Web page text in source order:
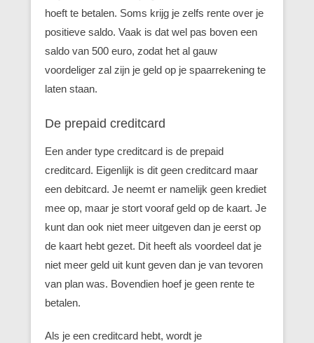
hoeft te betalen. Soms krijg je zelfs rente over je
positieve saldo. Vaak is dat wel pas boven een
saldo van 500 euro, zodat het al gauw
voordeliger zal zijn je geld op je spaarrekening te
laten staan.
De prepaid creditcard
Een ander type creditcard is de prepaid
creditcard. Eigenlijk is dit geen creditcard maar
een debitcard. Je neemt er namelijk geen krediet
mee op, maar je stort vooraf geld op de kaart. Je
kunt dan ook niet meer uitgeven dan je eerst op
de kaart hebt gezet. Dit heeft als voordeel dat je
niet meer geld uit kunt geven dan je van tevoren
van plan was. Bovendien hoef je geen rente te
betalen.
Als je een creditcard hebt, wordt je